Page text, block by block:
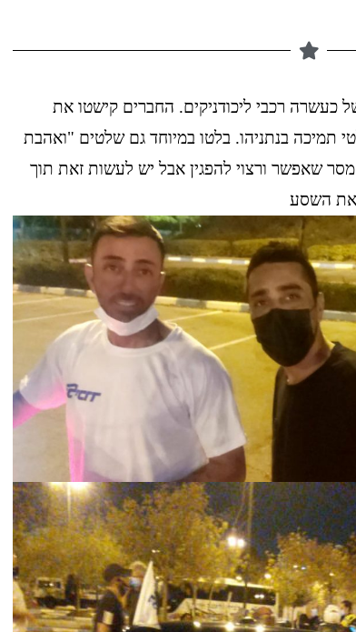
כעשרה רכבי ליכודניקים. החברים קישטו את
תמיכה בנתניהו. בלטו במיוחד גם שלטים "ואהבת
שאפשר ורצוי להפגין אבל יש לעשות זאת תוך
את השסע